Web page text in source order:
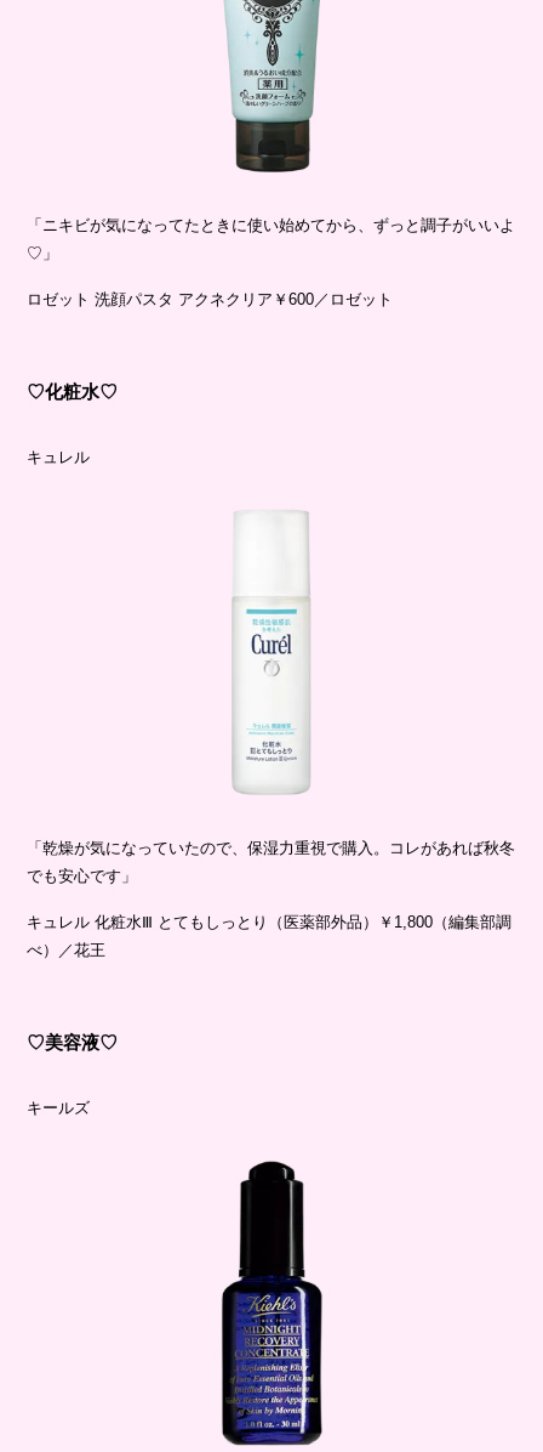
「ニキビが気になってたときに使い始めてから、ずっと調子がいいよ
♡」
ロゼット 洗顔パスタ アクネクリア￥600／ロゼット
♡化粧水♡
キュレル
「乾燥が気になっていたので、保湿力重視で購入。コレがあれば秋冬
でも安心です」
キュレル 化粧水Ⅲ とてもしっとり（医薬部外品）￥1,800（編集部調
べ）／花王
♡美容液♡
キールズ